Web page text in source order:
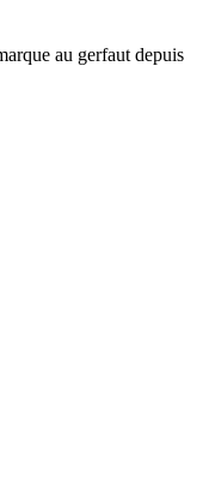
au gerfaut depuis